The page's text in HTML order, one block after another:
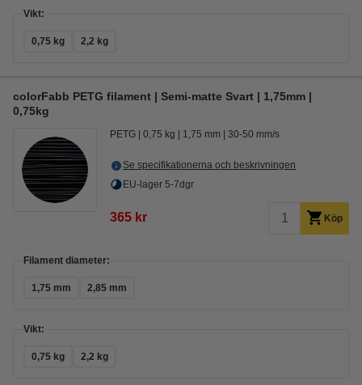
Vikt:
0,75 kg 2,2 kg
colorFabb PETG filament | Semi-matte Svart | 1,75mm |
0,75kg
PETG 0,75 kg 1,75 mm 30-50 mm/s
Se specifikationerna och beskrivningen
EU-lager 5-7dgr
365 kr Köp
Filament diameter:
1,75 mm 2,85 mm
Vikt:
0,75 kg 2,2 kg